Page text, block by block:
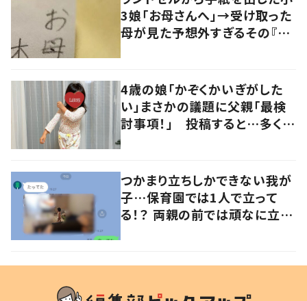
3娘「お母さんへ」→受け取った
母が見た予想外すぎるその『内
4歳の娘「かぞくかいぎがした
い」まさかの議題に父親「最検
討事項！」 投稿すると…多くの
つかまり立ちしかできない我が
子…保育園では1人で立って
る！？ 両親の前では頑なに立た